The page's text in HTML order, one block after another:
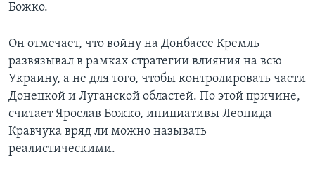
Божко.
Он отмечает, что войну на Донбассе Кремль
развязывал в рамках стратегии влияния на всю
Украину, а не для того, чтобы контролировать части
Донецкой и Луганской областей. По этой причине,
считает Ярослав Божко, инициативы Леонида
Кравчука вряд ли можно называть
реалистическими.